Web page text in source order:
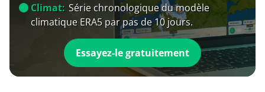
Climat: Série chronologique du modèle
climatique ERA5 par pas de 10 jours.
Essayez-le gratuitement